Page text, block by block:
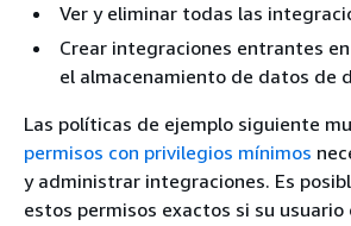
Ver y eliminar todas las
Crear integraciones entrantes en
el almacenamiento de datos de
Las políticas de ejemplo siguiente
permisos con privilegios mínimos
y administrar integraciones. Es
estos permisos exactos si su usuario